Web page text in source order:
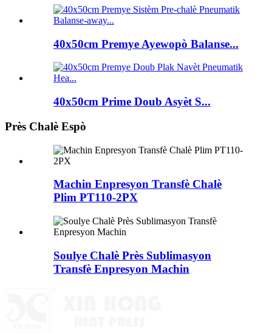
40x50cm Premye Ayewopò Balanse...
40x50cm Prime Doub Asyèt S...
Près Chalè Espò
Machin Enpresyon Transfè Chalè
Plim PT110-2PX
Soulye Chalè Près Sublimasyon
Transfè Enpresyon Machin